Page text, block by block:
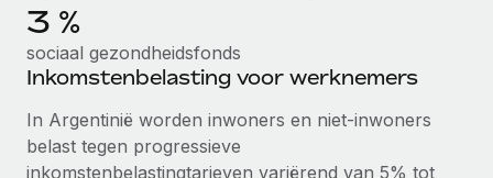
Secundaire arbeidsvoorwaarden
Eenvoudig secundaire arbeidsvoorwaarden
beheren
up op het gebied van gezondheid en welzijn,...
Meer informatie
BLOG
integraties en Contractor Management Plus
Het blijft de missie van Remote om alle soorten bedrijven
3 %
sociaal gezondheidsfonds
Inkomstenbelasting voor werknemers
In Argentinië worden inwoners en niet-inwoners
belast tegen progressieve
inkomstenbelastingtarieven variërend van 5% tot